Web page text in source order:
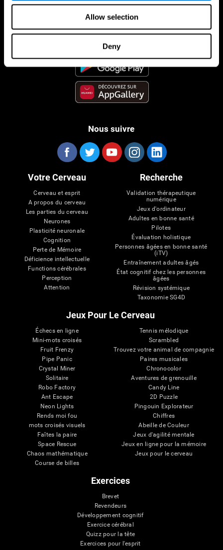
Allow selection
Deny
App CogniFit
Nous suivre
Votre Cerveau
Cerveau et esprit
A propos du cerveau
Les parties du cerveau
Neurones
Plasticité neuronale
Cognition
Perte de Mémoire
Déficience intellectuelle
Functions cérébrales
Perception
Attention
Recherche
Validation thérapeutique
numérique
Jeux d'ordinateur
Adultes en bonne santé
Pilotes
Évaluation holistique
Personnes âgées en bonne santé
(iTV)
Entraînement adultes âgés
État cognitif chez les personnes
âgées
Révision systémique
Taxonomie SG4D
Jeux Pour Le Cerveau
Échecs en ligne
Mini-mots croisés
Fruit Frenzy
Pipe Panic
Crystal Miner
Solitaire
Robo Factory
Ant Escape
Neon Lights
Rends moi fou
mots croisés visuels
Faîtes la paire
Space Rescue
Chaos mathématique
Course de billes
Tennis mélodique
Scrambled
Trouvez votre animal de compagnie
Paires musicales
Chronocolor
Aventures de grenouille
Candy Line
2D Puzzle
Pingouin Explorateur
Chiffres
Abeille de Couleur
Jeux d'agilité mentale
Jeux en ligne pour la mémoire
Jeux pour le cerveau
Exercices
Brevet
Revendeurs
Développement cognitif
Exercice cérébral
Quizz pour la tête
Exercices pour l'esprit